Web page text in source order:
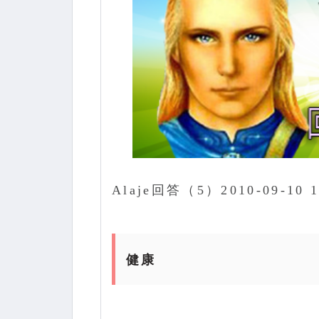
Alaje回答（5）2010-09-10
健康